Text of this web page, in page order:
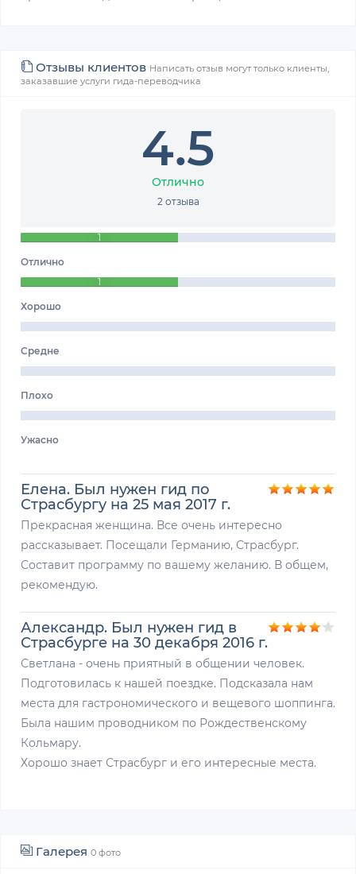
Отзывы клиентов Написать отзыв могут только клиенты,
заказавшие услуги гида-переводчика
4.5
Отлично
2 отзыва
1
Отлично
1
Хорошо
Средне
Плохо
Ужасно
Елена. Был нужен гид по
Страсбургу на 25 мая 2017 г.
Прекрасная женщина. Все очень интересно
рассказывает. Посещали Германию, Страсбург.
Составит программу по вашему желанию. В общем,
рекомендую.
Александр. Был нужен гид в
Страсбурге на 30 декабря 2016 г.
Светлана - очень приятный в общении человек.
Подготовилась к нашей поездке. Подсказала нам
места для гастрономического и вещевого шоппинга.
Была нашим проводником по Рождественскому
Кольмару.
Хорошо знает Страсбург и его интересные места.
Галерея 0 фото